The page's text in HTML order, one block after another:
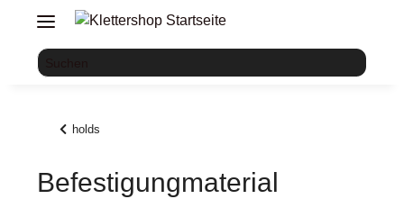
holds
Befestigungmaterial